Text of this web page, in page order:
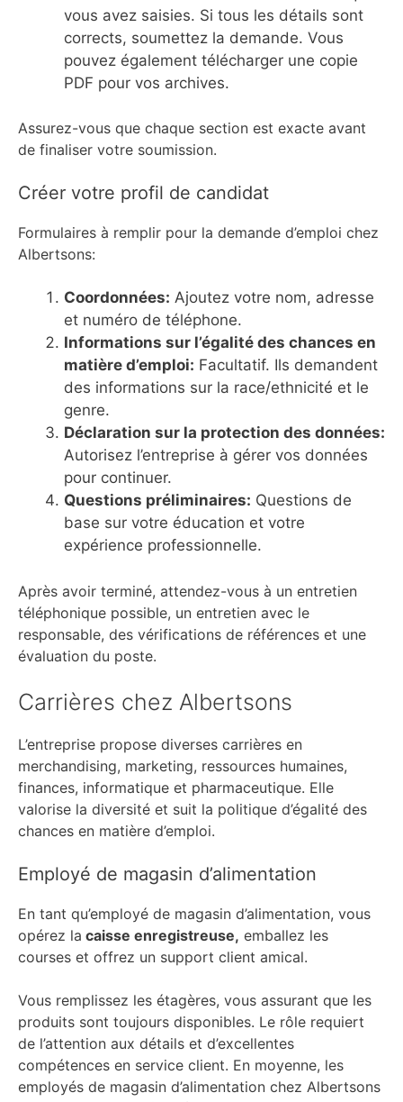
vous avez saisies. Si tous les détails sont
corrects, soumettez la demande. Vous
pouvez également télécharger une copie
PDF pour vos archives.
Assurez-vous que chaque section est exacte avant
de finaliser votre soumission.
Créer votre profil de candidat
Formulaires à remplir pour la demande d’emploi chez
Albertsons:
Coordonnées: Ajoutez votre nom, adresse
et numéro de téléphone.
Informations sur l’égalité des chances en
matière d’emploi: Facultatif. Ils demandent
des informations sur la race/ethnicité et le
genre.
Déclaration sur la protection des données:
Autorisez l’entreprise à gérer vos données
pour continuer.
Questions préliminaires: Questions de
base sur votre éducation et votre
expérience professionnelle.
Après avoir terminé, attendez-vous à un entretien
téléphonique possible, un entretien avec le
responsable, des vérifications de références et une
évaluation du poste.
Carrières chez Albertsons
L’entreprise propose diverses carrières en
merchandising, marketing, ressources humaines,
finances, informatique et pharmaceutique. Elle
valorise la diversité et suit la politique d’égalité des
chances en matière d’emploi.
Employé de magasin d’alimentation
En tant qu’employé de magasin d’alimentation, vous
opérez la caisse enregistreuse, emballez les
courses et offrez un support client amical.
Vous remplissez les étagères, vous assurant que les
produits sont toujours disponibles. Le rôle requiert
de l’attention aux détails et d’excellentes
compétences en service client. En moyenne, les
employés de magasin d’alimentation chez Albertsons